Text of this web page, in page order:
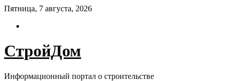
Skip
content
Пятница, 7 августа, 2026
СтройДом
Информационный портал о строительстве